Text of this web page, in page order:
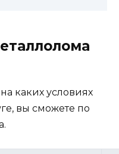
каких условиях
вы сможете по